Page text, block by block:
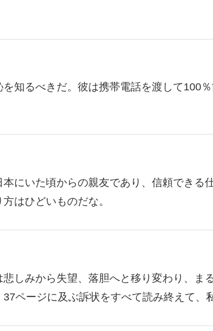
を知るべきだ。彼は携帯電話を渡して100
本にいた頃からの親友であり、信頼できる
はひどいものだな。
悲しみから失望、落胆へと移り変わり、ま
ページに及ぶ訴状をすべて読み終え​​て、